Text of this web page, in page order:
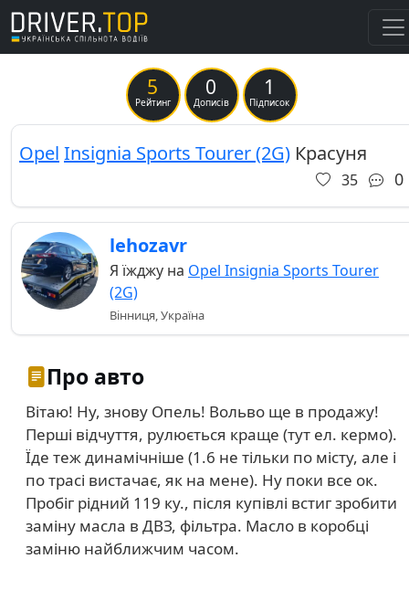
5
Рейтинг
0
Дописів
1
Підписок
Opel Insignia Sports Tourer (2G) Красуня
35 0
lehozavr
Я їжджу на Opel Insignia Sports Tourer
(2G)
Вінниця, Україна
Про авто
Вітаю! Ну, знову Опель! Вольво ще в продажу!
Перші відчуття, рулюється краще (тут ел. кермо).
Їде теж динамічніше (1.6 не тільки по місту, але і
по трасі вистачає, як на мене). Ну поки все ок.
Пробіг рідний 119 ку., після купівлі встиг зробити
заміну масла в ДВЗ, фільтра. Масло в коробці
заміню найближчим часом.